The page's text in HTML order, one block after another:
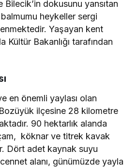
Bilecik’in dokusunu yansıtan
heykeller sergi
Yaşayan kent
Kültür Bakanlığı tarafından
en önemli yaylası olan
ilçesine 28 kilometre
90 hektarlık alanda
köknar ve titrek kavak
Dört adet kaynak suyu
alanı, günümüzde yayla